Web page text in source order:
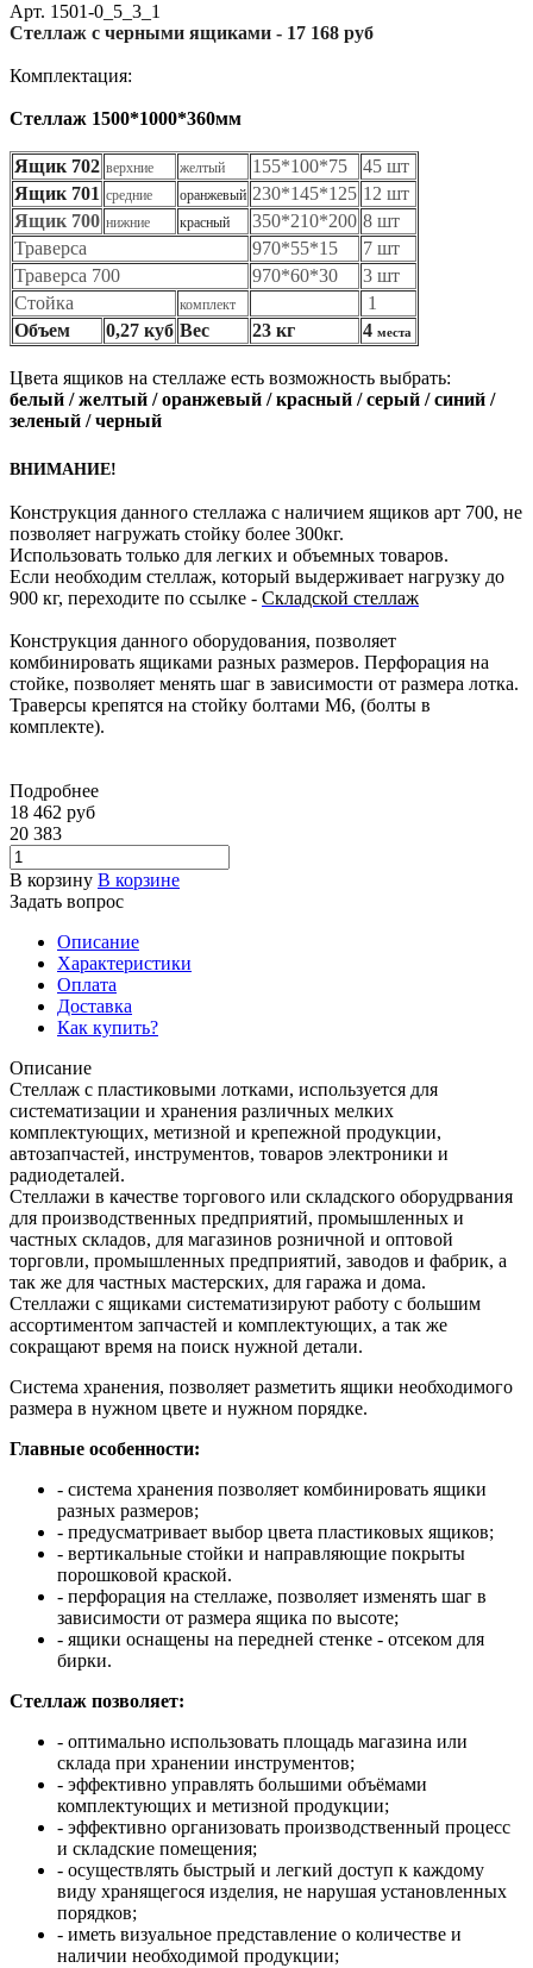
Арт. 1501-0_5_3_1
Стеллаж с черными ящиками - 17 168 руб
Комплектация:
Стеллаж 1500*1000*360мм
Ящик 702 верхние желтый 155*100*75
45 шт
Ящик 701 средние оранжевый 230*145*125 12 шт
Ящик 700 нижние красный 350*210*200 8 шт
Траверса
970*55*15
7 шт
Траверса 700
970*60*30
3 шт
Стойка
комплект
1
Объем
0,27 куб Вес 23 кг 4 места
Цвета ящиков на стеллаже есть возможность выбрать:
белый / желтый / оранжевый / красный / серый / синий /
зеленый / черный
ВНИМАНИЕ!
Конструкция данного стеллажа с наличием ящиков арт 700, не
позволяет нагружать стойку более 300кг.
Использовать только для легких и объемных товаров.
Если необходим стеллаж, который выдерживает нагрузку до
900 кг, переходите по ссылке - Складской стеллаж
Конструкция данного оборудования, позволяет
комбинировать ящиками разных размеров. Перфорация на
стойке, позволяет менять шаг в зависимости от размера лотка.
Траверсы крепятся на стойку болтами М6, (болты в
комплекте).
Подробнее
18 462 руб
20 383
В корзину В корзине
Задать вопрос
Описание
Характеристики
Оплата
Доставка
Как купить?
Описание
Стеллаж с пластиковыми лотками, используется для
систематизации и хранения различных мелких
комплектующих, метизной и крепежной продукции,
автозапчастей, инструментов, товаров электроники и
радиодеталей.
Стеллажи в качестве торгового или складского оборудрвания
для производственных предприятий, промышленных и
частных складов, для магазинов розничной и оптовой
торговли, промышленных предприятий, заводов и фабрик, а
так же для частных мастерских, для гаража и дома.
Стеллажи с ящиками систематизируют работу с большим
ассортиментом запчастей и комплектующих, а так же
сокращают время на поиск нужной детали.
Система хранения, позволяет разметить ящики необходимого
размера в нужном цвете и нужном порядке.
Главные особенности:
- система хранения позволяет комбинировать ящики
разных размеров;
- предусматривает выбор цвета пластиковых ящиков;
- вертикальные стойки и направляющие покрыты
порошковой краской.
- перфорация на стеллаже, позволяет изменять шаг в
зависимости от размера ящика по высоте;
- ящики оснащены на передней стенке - отсеком для
бирки.
Стеллаж позволяет:
- оптимально использовать площадь магазина или
склада при хранении инструментов;
- эффективно управлять большими объёмами
комплектующих и метизной продукции;
- эффективно организовать производственный процесс
и складские помещения;
- осуществлять быстрый и легкий доступ к каждому
виду хранящегося изделия, не нарушая установленных
порядков;
- иметь визуальное представление о количестве и
наличии необходимой продукции;